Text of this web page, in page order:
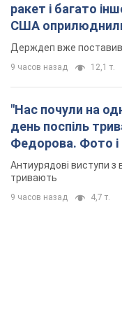
ракет і багато
США
Держдеп вже поставив
9 часов назад 12,1 т.
"Нас почули на
день поспіль
Федорова. Фото і
Антиурядові виступи
тривають
9 часов назад 4,7 т.